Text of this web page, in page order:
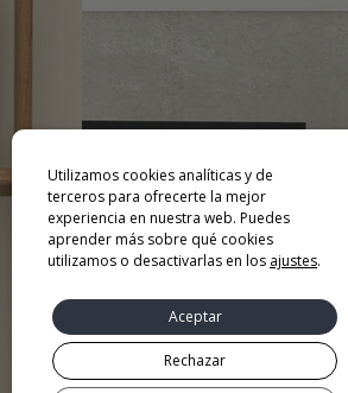
Utilizamos cookies analíticas y de
terceros para ofrecerte la mejor
experiencia en nuestra web. Puedes
aprender más sobre qué cookies
utilizamos o desactivarlas en los ajustes.
Aceptar
Rechazar